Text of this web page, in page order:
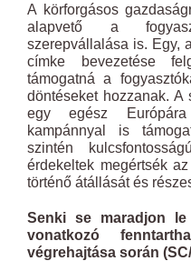
A körforgásos
alapvető a
szerepvállalása is. Egy,
címke bevezetése
támogatná a
döntéseket hozzanak. A
egy egész Európára
kampánnyal is
szintén
érdekeltek megértsék
történő átállását és
Senki se maradjon
vonatkozó
végrehajtása során